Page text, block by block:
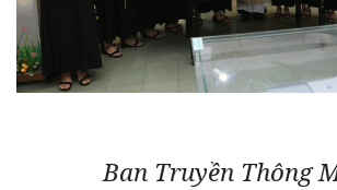
Ban Truyền Thông